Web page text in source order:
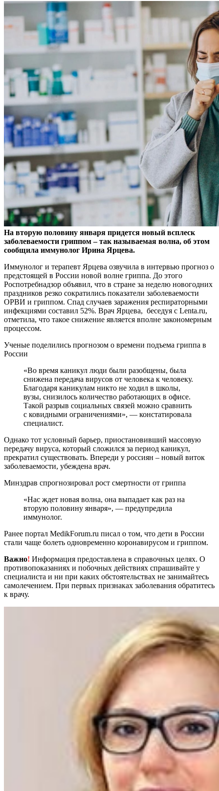
На вторую половину января придется новый всплеск
заболеваемости гриппом – так называемая волна, об этом
сообщила иммунолог Ирина Ярцева.
Иммунолог и терапевт Ярцева озвучила в интервью прогноз о
предстоящей в России новой волне гриппа. До этого
Роспотребнадзор объявил, что в стране за неделю новогодних
праздников резко сократились показатели заболеваемости
ОРВИ и гриппом. Спад случаев заражения респираторными
инфекциями составил 52%. Врач Ярцева, беседуя с Lenta.ru,
отметила, что такое снижение является вполне закономерным
процессом.
Ученые поделились прогнозом о времени подъема гриппа в
России
«Во время каникул люди были разобщены, была
снижена передача вирусов от человека к человеку.
Благодаря каникулам никто не ходил в школы,
вузы, снизилось количество работающих в офисе.
Такой разрыв социальных связей можно сравнить
с ковидными ограничениями», — констатировала
специалист.
Однако тот условный барьер, приостановивший массовую
передачу вируса, который сложился за период каникул,
прекратил существовать. Впереди у россиян – новый виток
заболеваемости, убеждена врач.
Минздрав спрогнозировал рост смертности от гриппа
«Нас ждет новая волна, она выпадает как раз на
вторую половину января», — предупредила
иммунолог.
Ранее портал MedikForum.ru писал о том, что дети в России
стали чаще болеть одновременно коронавирусом и гриппом.
Важно! Информация предоставлена в справочных целях. О
противопоказаниях и побочных действиях спрашивайте у
специалиста и ни при каких обстоятельствах не занимайтесь
самолечением. При первых признаках заболевания обратитесь
к врачу.